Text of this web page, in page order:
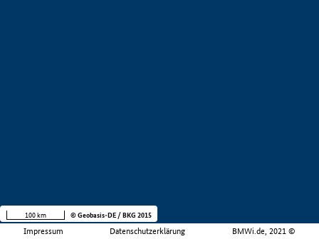
Impressum Datenschutzerklärung BMWi.de, 2021 ©
100 km © Geobasis-DE / BKG 2015